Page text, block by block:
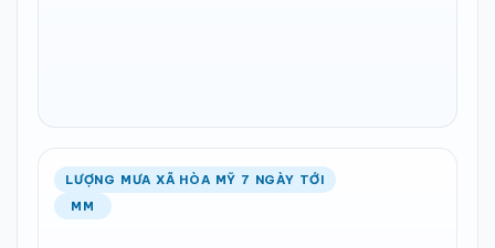
LƯỢNG MƯA XÃ HÒA MỸ 7 NGÀY TỚI
MM